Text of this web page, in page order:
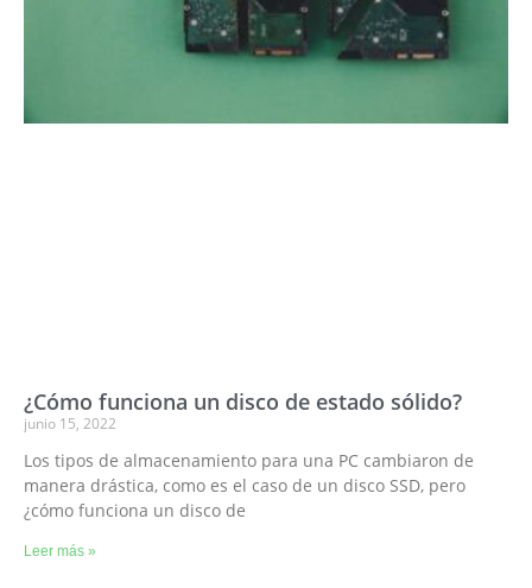
¿Cómo funciona un disco de estado sólido?
junio 15, 2022
Los tipos de almacenamiento para una PC cambiaron de
manera drástica, como es el caso de un disco SSD, pero
¿cómo funciona un disco de
Leer más »